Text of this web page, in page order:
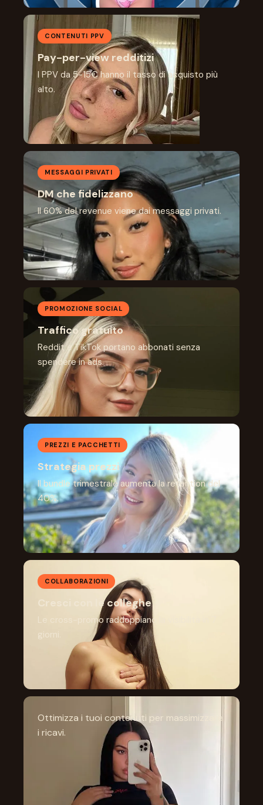
CONTENUTI PPV
Pay-per-view redditizi
I PPV da 5-15€ hanno il tasso di acquisto più
alto.
MESSAGGI PRIVATI
DM che fidelizzano
Il 60% del revenue viene dai messaggi privati.
PROMOZIONE SOCIAL
Traffico gratuito
Reddit e TikTok portano abbonati senza
spendere in ads.
PREZZI E PACCHETTI
Strategia prezzi
Il bundle trimestrale aumenta la retention del
40%.
COLLABORAZIONI
Cresci con le colleghe
Le cross-promo raddoppiano la visibilità in 7
giorni.
Ottimizza i tuoi contenuti per massimizzare
i ricavi.